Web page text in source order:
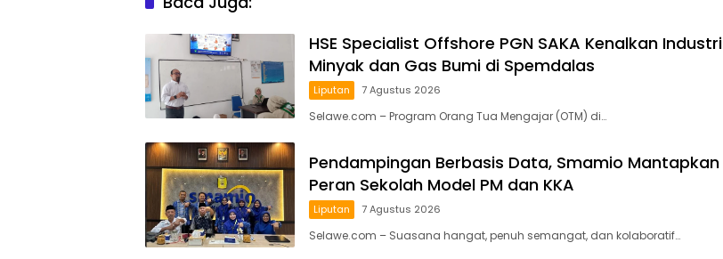
HSE Specialist Offshore PGN SAKA Kenalkan Industri
Minyak dan Gas Bumi di Spemdalas
Liputan 7 Agustus 2026
Selawe.com – Program Orang Tua Mengajar (OTM) di…
Pendampingan Berbasis Data, Smamio Mantapkan
Peran Sekolah Model PM dan KKA
Liputan 7 Agustus 2026
Selawe.com – Suasana hangat, penuh semangat, dan kolaboratif…